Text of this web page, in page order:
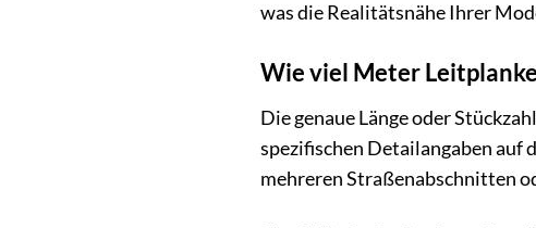
was die Realitätsnähe Ihrer
Wie viel Meter
Die genaue Länge oder
spezifischen Detailangaben auf
mehreren Straßenabschnitten